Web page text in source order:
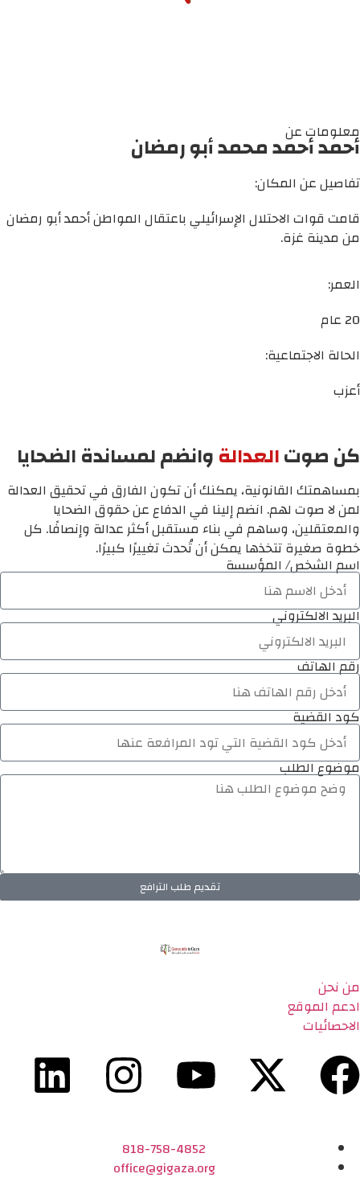
معلومات عن
أحمد أحمد محمد أبو رمضان
تفاصيل عن المكان:
قامت قوات الاحتلال الإسرائيلي باعتقال المواطن أحمد أبو رمضان
من مدينة غزة.
العمر:
20 عام
الحالة الاجتماعية:
أعزب
كن صوتالعدالةوانضم لمساندة الضحايا
بمساهمتك القانونية، يمكنك أن تكون الفارق في تحقيق العدالة
لمن لا صوت لهم. انضم إلينا في الدفاع عن حقوق الضحايا
والمعتقلين، وساهم في بناء مستقبل أكثر عدالة وإنصافًا. كل
خطوة صغيرة تتخذها يمكن أن تُحدث تغييرًا كبيرًا.
اسم الشخص/ المؤسسة
البريد الالكتروني
رقم الهاتف
كود القضية
موضوع الطلب
تقديم طلب الترافع
من نحن
ادعم الموقع
الاحصائيات
818-758-4852
office@gigaza.org